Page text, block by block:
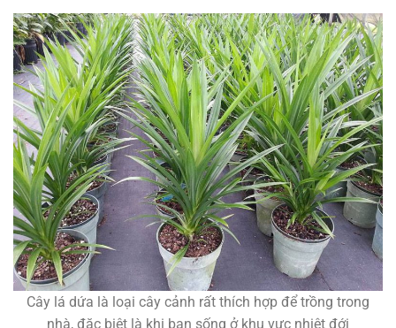
Cây lá dứa là loại cây cảnh rất thích hợp để trồng trong
nhà, đặc biệt là khi bạn sống ở khu vực nhiệt đới